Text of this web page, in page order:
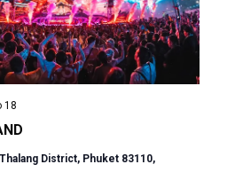
18
District, Phuket 83110,